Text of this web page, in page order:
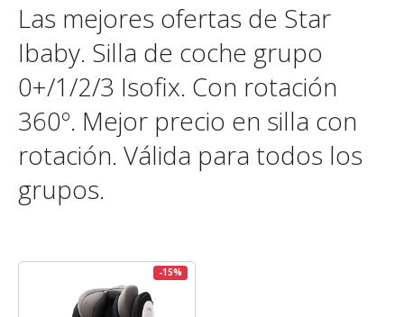
Las mejores ofertas de Star
Ibaby. Silla de coche grupo
0+/1/2/3 Isofix. Con rotación
360º. Mejor precio en silla con
rotación. Válida para todos los
grupos.
-15%